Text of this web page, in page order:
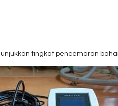
tingkat pencemaran